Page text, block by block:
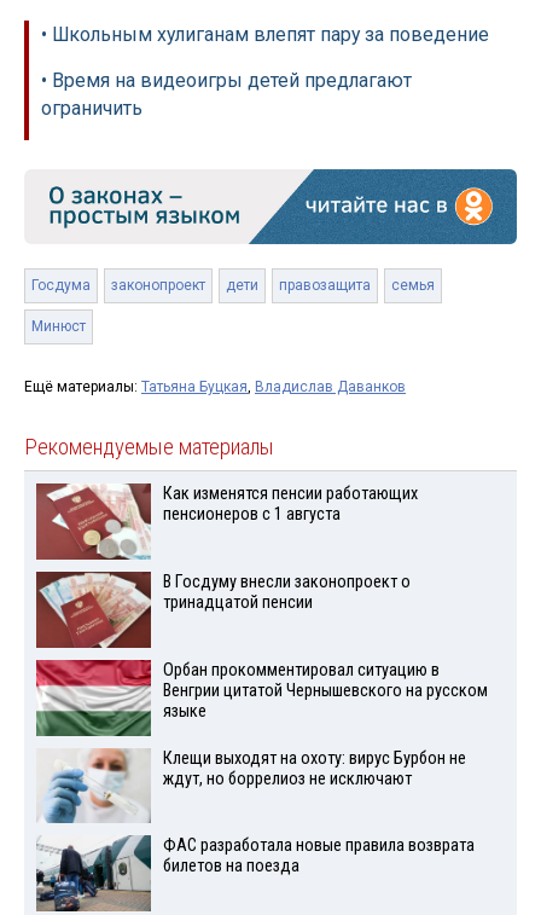
• Школьным хулиганам влепят пару за поведение
• Время на видеоигры детей предлагают
ограничить
Госдума законопроект дети правозащита семья
Минюст
Ещё материалы: Татьяна Буцкая, Владислав Даванков
Рекомендуемые материалы
Как изменятся пенсии работающих
пенсионеров с 1 августа
В Госдуму внесли законопроект о
тринадцатой пенсии
Орбан прокомментировал ситуацию в
Венгрии цитатой Чернышевского на русском
языке
Клещи выходят на охоту: вирус Бурбон не
ждут, но боррелиоз не исключают
ФАС разработала новые правила возврата
билетов на поезда